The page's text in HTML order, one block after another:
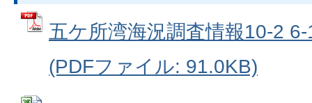
五ケ所湾海況調査情報10-2
(PDFファイル: 91.0KB)